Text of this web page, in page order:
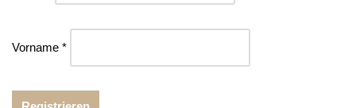
Vorname *